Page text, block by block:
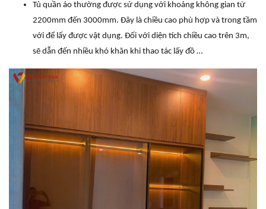
Tủ quần áo thường được sử dụng với khoảng không gian từ
2200mm đến 3000mm. Đây là chiều cao phù hợp và trong tầm
với để lấy được vật dụng. Đối với diện tích chiều cao trên 3m,
sẽ dẫn đến nhiều khó khăn khi thao tác lấy đồ …